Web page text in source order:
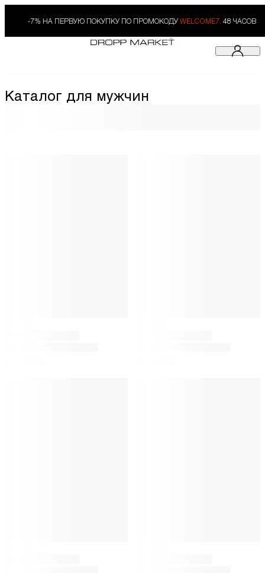
-7% НА ПЕРВУЮ ПОКУПКУ ПО ПРОМОКОДУ WELCOME7. 48 ЧАСОВ
Каталог для мужчин